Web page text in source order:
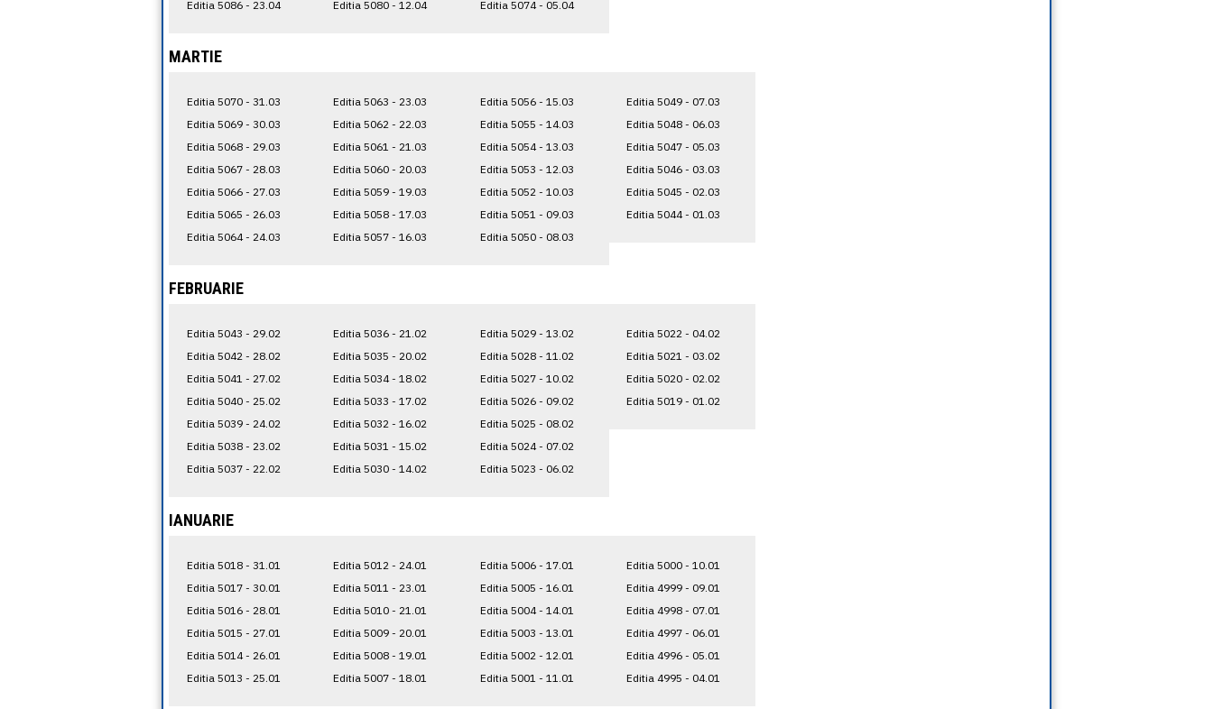
Editia 5086 - 23.04
Editia 5080 - 12.04
Editia 5074 - 05.04
MARTIE
Editia 5070 - 31.03
Editia 5069 - 30.03
Editia 5068 - 29.03
Editia 5067 - 28.03
Editia 5066 - 27.03
Editia 5065 - 26.03
Editia 5064 - 24.03
Editia 5063 - 23.03
Editia 5062 - 22.03
Editia 5061 - 21.03
Editia 5060 - 20.03
Editia 5059 - 19.03
Editia 5058 - 17.03
Editia 5057 - 16.03
Editia 5056 - 15.03
Editia 5055 - 14.03
Editia 5054 - 13.03
Editia 5053 - 12.03
Editia 5052 - 10.03
Editia 5051 - 09.03
Editia 5050 - 08.03
Editia 5049 - 07.03
Editia 5048 - 06.03
Editia 5047 - 05.03
Editia 5046 - 03.03
Editia 5045 - 02.03
Editia 5044 - 01.03
FEBRUARIE
Editia 5043 - 29.02
Editia 5042 - 28.02
Editia 5041 - 27.02
Editia 5040 - 25.02
Editia 5039 - 24.02
Editia 5038 - 23.02
Editia 5037 - 22.02
Editia 5036 - 21.02
Editia 5035 - 20.02
Editia 5034 - 18.02
Editia 5033 - 17.02
Editia 5032 - 16.02
Editia 5031 - 15.02
Editia 5030 - 14.02
Editia 5029 - 13.02
Editia 5028 - 11.02
Editia 5027 - 10.02
Editia 5026 - 09.02
Editia 5025 - 08.02
Editia 5024 - 07.02
Editia 5023 - 06.02
Editia 5022 - 04.02
Editia 5021 - 03.02
Editia 5020 - 02.02
Editia 5019 - 01.02
IANUARIE
Editia 5018 - 31.01
Editia 5017 - 30.01
Editia 5016 - 28.01
Editia 5015 - 27.01
Editia 5014 - 26.01
Editia 5013 - 25.01
Editia 5012 - 24.01
Editia 5011 - 23.01
Editia 5010 - 21.01
Editia 5009 - 20.01
Editia 5008 - 19.01
Editia 5007 - 18.01
Editia 5006 - 17.01
Editia 5005 - 16.01
Editia 5004 - 14.01
Editia 5003 - 13.01
Editia 5002 - 12.01
Editia 5001 - 11.01
Editia 5000 - 10.01
Editia 4999 - 09.01
Editia 4998 - 07.01
Editia 4997 - 06.01
Editia 4996 - 05.01
Editia 4995 - 04.01